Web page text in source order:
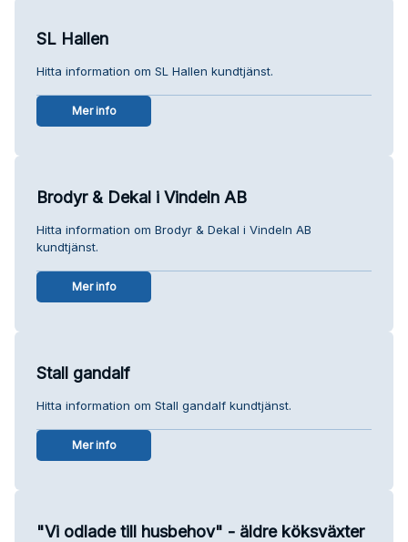
SL Hallen
Hitta information om SL Hallen kundtjänst.
Mer info
Brodyr & Dekal i Vindeln AB
Hitta information om Brodyr & Dekal i Vindeln AB
kundtjänst.
Mer info
Stall gandalf
Hitta information om Stall gandalf kundtjänst.
Mer info
"Vi odlade till husbehov" - äldre köksväxter